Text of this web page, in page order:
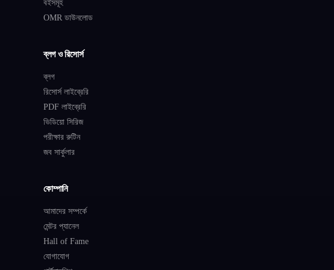
বইসমূহ
OMR ডাউনলোড
ব্লগ ও রিসোর্স
ব্লগ
রিসোর্স লাইব্রেরি
PDF লাইব্রেরি
ভিডিয়ো সিরিজ
পরীক্ষার রুটিন
জব সার্কুলার
কোম্পানি
আমাদের সম্পর্কে
মেন্টর প্যানেল
Hall of Fame
যোগাযোগ